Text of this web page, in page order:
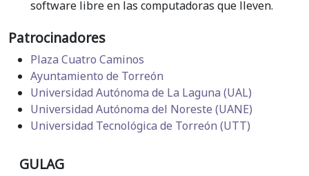
software libre en las computadoras que lleven.
Patrocinadores
Plaza Cuatro Caminos
Ayuntamiento de Torreón
Universidad Autónoma de La Laguna (UAL)
Universidad Autónoma del Noreste (UANE)
Universidad Tecnológica de Torreón (UTT)
GULAG